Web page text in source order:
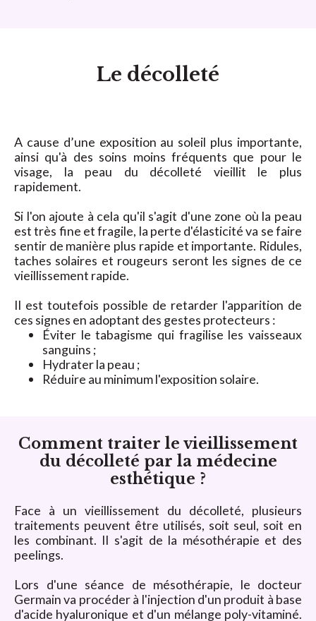
Le décolleté
A cause d’une exposition au soleil plus importante,
ainsi qu'à des soins moins fréquents que pour le
visage, la peau du décolleté vieillit le plus
rapidement.
Si l'on ajoute à cela qu'il s'agit d'une zone où la peau
est très fine et fragile, la perte d'élasticité va se faire
sentir de manière plus rapide et importante. Ridules,
taches solaires et rougeurs seront les signes de ce
vieillissement rapide.
Il est toutefois possible de retarder l'apparition de
ces signes en adoptant des gestes protecteurs :
Éviter le tabagisme qui fragilise les vaisseaux
sanguins ;
Hydrater la peau ;
Réduire au minimum l'exposition solaire.
Comment traiter le vieillissement
du décolleté par la médecine
esthétique ?
Face à un vieillissement du décolleté, plusieurs
traitements peuvent être utilisés, soit seul, soit en
les combinant. Il s'agit de la mésothérapie et des
peelings.
Lors d'une séance de mésothérapie, le docteur
Germain va procéder à l'injection d'un produit à base
d'acide hyaluronique et d'un mélange poly-vitaminé.